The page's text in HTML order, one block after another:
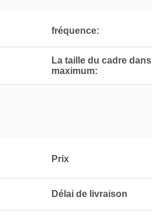
fréquence:
La taille du cadre dans
maximum:
Prix
Délai de livraison